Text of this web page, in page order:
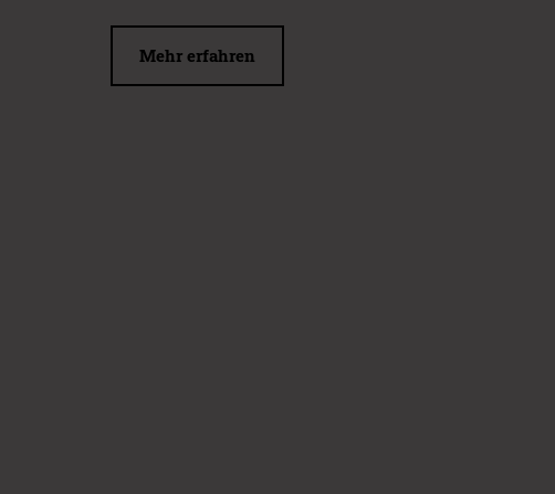
Mehr erfahren